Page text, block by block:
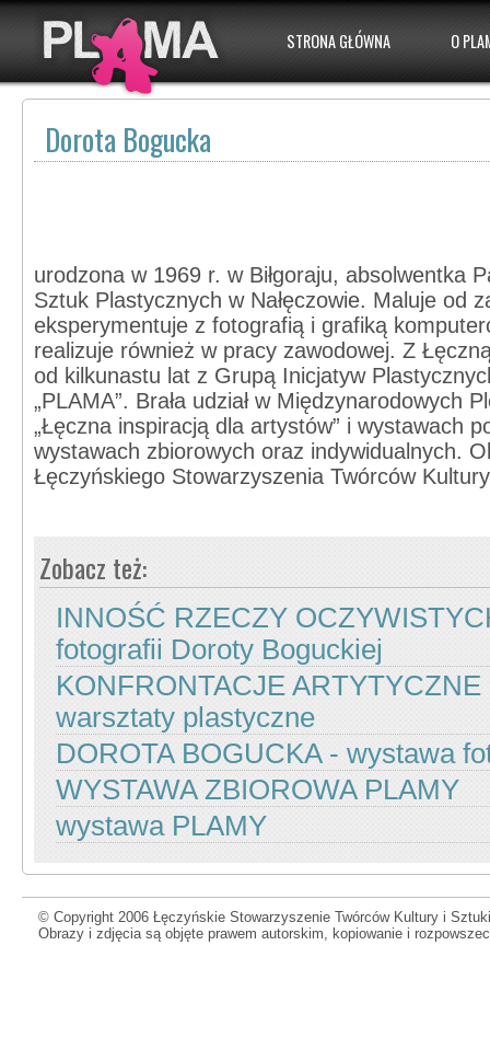
STRONA GŁÓWNA O
Dorota Bogucka
urodzona w 1969 r. w Biłgoraju, absolwentka
Sztuk Plastycznych w Nałęczowie. Maluje od
eksperymentuje z fotografią i grafiką
realizuje również w pracy zawodowej. Z
od kilkunastu lat z Grupą Inicjatyw
„PLAMA”. Brała udział w Międzynarodowych
„Łęczna inspiracją dla artystów” i wystawach
wystawach zbiorowych oraz indywidualnych.
Łęczyńskiego Stowarzyszenia Twórców
Zobacz też:
INNOŚĆ RZECZY
fotografii Doroty Boguckiej
KONFRONTACJE
warsztaty plastyczne
DOROTA BOGUCKA - wystawa
WYSTAWA ZBIOROWA PLAMY
wystawa PLAMY
© Copyright 2006 Łęczyńskie Stowarzyszenie Twórców Kultury i
Obrazy i zdjęcia są objęte prawem autorskim, kopiowanie i